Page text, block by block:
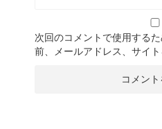
次回のコメントで使用する
前、メールアドレス、サイト